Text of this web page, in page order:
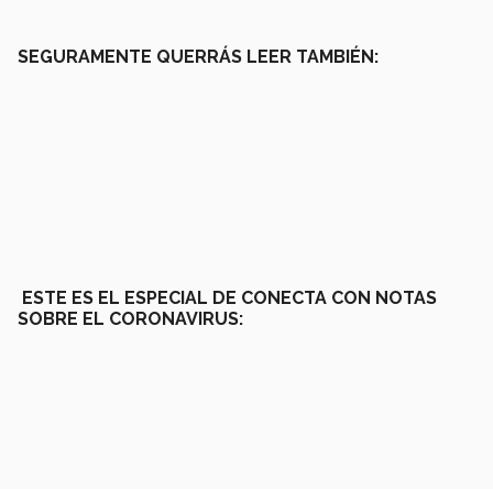
SEGURAMENTE QUERRÁS LEER TAMBIÉN:
ESTE ES EL ESPECIAL DE CONECTA CON NOTAS
SOBRE EL CORONAVIRUS: